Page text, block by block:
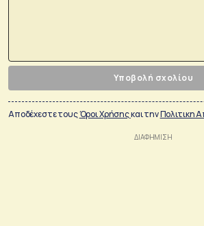
Υποβολή σχολίου
Αποδέχεστε τουςΌροι Χρήσηςκαι τηνΠολιτικη